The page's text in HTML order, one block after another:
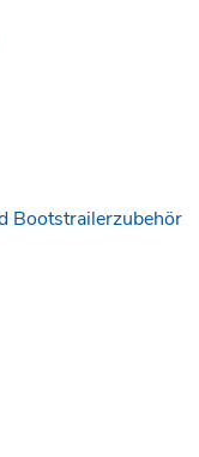
Bootstrailerzubehör